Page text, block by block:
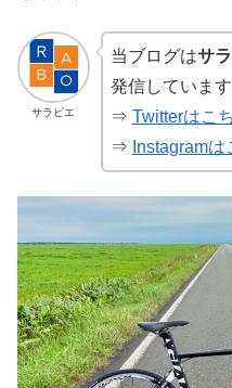
サラピエ
当ブログはサ
発信しています
⇒ Twitterはこ
⇒ Instagramは